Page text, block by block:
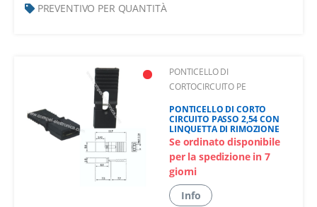
PREVENTIVO PER QUANTITÀ
PONTICELLO DI
CORTOCIRCUITO PE
PONTICELLO DI CORTO
CIRCUITO PASSO 2,54 CON
LINQUETTA DI RIMOZIONE
Se ordinato disponibile
per la spedizione in 7
giorni
Info